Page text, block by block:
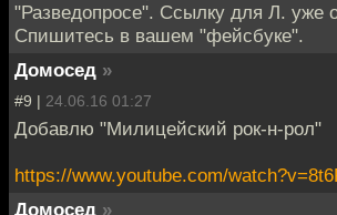
"Разведопросе". Ссылку для Л. уже
Спишитесь в вашем "фейсбуке".
Домосед »
#9 | 24.06.16 01:27
Добавлю "Милицейский рок-н-рол"
https://www.youtube.com/
Домосед »